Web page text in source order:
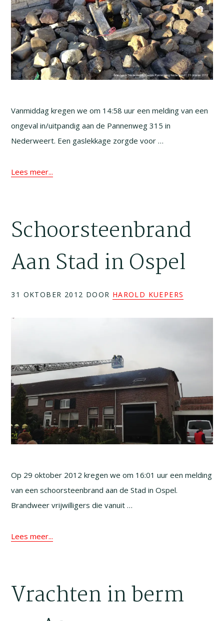
Vanmiddag kregen we om 14:58 uur een melding van een
ongeval in/uitpandig aan de Pannenweg 315 in
Nederweert. Een gaslekkage zorgde voor …
Lees meer...
Schoorsteenbrand
Aan Stad in Ospel
31 OKTOBER 2012 DOOR HAROLD KUEPERS
Op 29 oktober 2012 kregen we om 16:01 uur een melding
van een schoorsteenbrand aan de Stad in Ospel.
Brandweer vrijwilligers die vanuit …
Lees meer...
Vrachten in berm